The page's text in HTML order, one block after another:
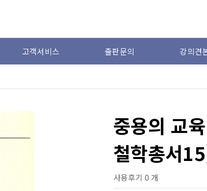
고객서비스 출판문의 강의견
중용의 교
철학총서
사용후기 0 개